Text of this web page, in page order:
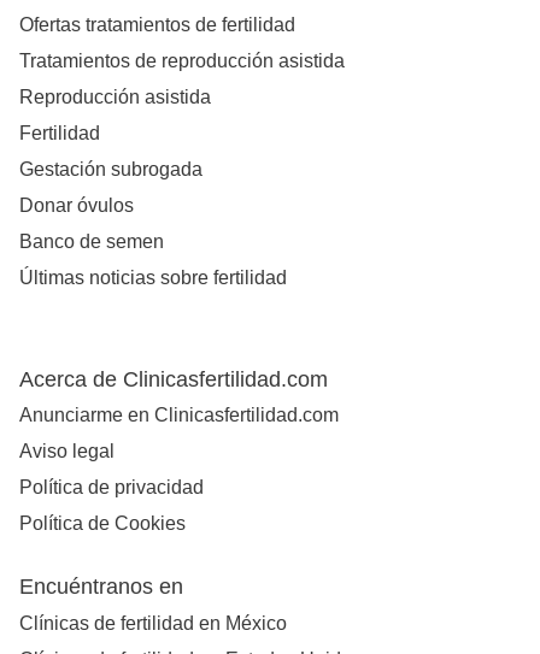
Ofertas tratamientos de fertilidad
Tratamientos de reproducción asistida
Reproducción asistida
Fertilidad
Gestación subrogada
Donar óvulos
Banco de semen
Últimas noticias sobre fertilidad
Acerca de Clinicasfertilidad.com
Anunciarme en Clinicasfertilidad.com
Aviso legal
Política de privacidad
Política de Cookies
Encuéntranos en
Clínicas de fertilidad en México